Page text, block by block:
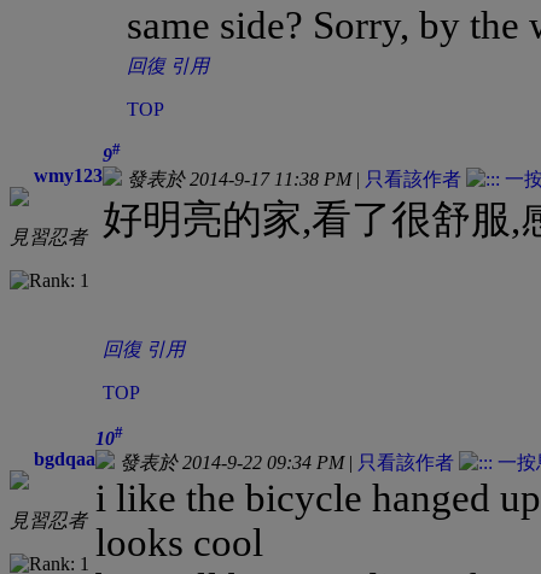
same side? Sorry, by
回復 引用
TOP
wmy123
見習忍者
9#
發表於 2014-9-17 11:38 PM| 只看該作者
好明亮的家,看了很舒服,
回復 引用
TOP
bgdqaa
見習忍者
10#
發表於 2014-9-22 09:34 PM| 只看該作者
i like the bicycle hanged up
looks cool